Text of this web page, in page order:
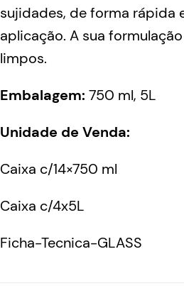
sujidades, de forma rápida
aplicação. A sua
limpos.
Embalagem: 750 ml, 5L
Unidade de Venda:
Caixa c/14×750 ml
Caixa c/4x5L
Ficha-Tecnica-GLASS